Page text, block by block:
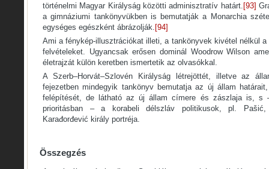
történelmi Magyar Királyság közötti adminisztratív határt. [93]
a gimnáziumi tankönyvükben is bemutatják a Monarchia
egységes egészként ábrázolják. [94]
Ami a fénykép-illusztrációkat illeti, a tankönyvek kivétel nélkül
felvételeket. Ugyancsak erősen dominál Woodrow Wilson
életrajzát külön keretben ismertetik az olvasókkal.
A Szerb–Horvát–Szlovén Királyság létrejöttét, illetve az
fejezetben mindegyik tankönyv bemutatja az új állam
felépítését, de látható az új állam címere és zászlaja is, s
prioritásban – a korabeli délszláv politikusok, pl.
Karađorđević király portréja.
Összegzés